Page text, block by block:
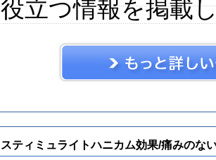
役立つ情報を掲載
スティミュライトハニカム効果/痛みのな